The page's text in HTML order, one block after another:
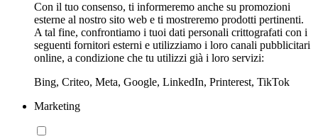
Con il tuo consenso, ti informeremo anche su promozioni
esterne al nostro sito web e ti mostreremo prodotti pertinenti.
A tal fine, confrontiamo i tuoi dati personali crittografati con i
seguenti fornitori esterni e utilizziamo i loro canali pubblicitari
online, a condizione che tu utilizzi già i loro servizi:
Bing, Criteo, Meta, Google, LinkedIn, Printerest, TikTok
Marketing